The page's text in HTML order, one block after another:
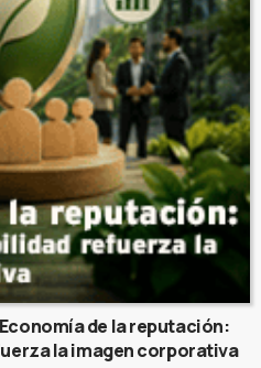
de la reputación:
la imagen corporativa